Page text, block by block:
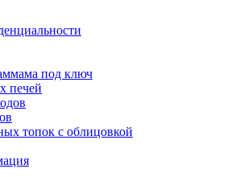
под ключ
печей
топок с облицовкой